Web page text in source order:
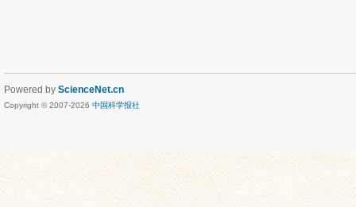
Powered by ScienceNet.cn
Copyright © 2007-2026 中国科学报社